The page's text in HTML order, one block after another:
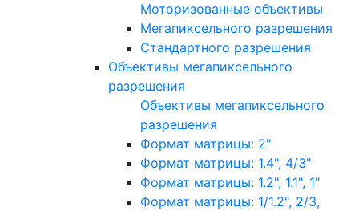
Моторизованные объективы
Мегапиксельного разрешения
Стандартного разрешения
Объективы мегапиксельного
разрешения
Объективы мегапиксельного
разрешения
Формат матрицы: 2"
Формат матрицы: 1.4", 4/3"
Формат матрицы: 1.2", 1.1", 1"
Формат матрицы: 1/1.2", 2/3,